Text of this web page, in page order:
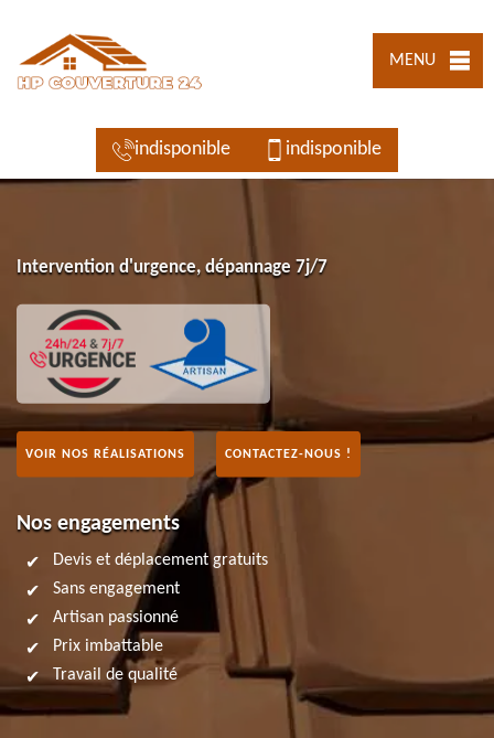
MENU
indisponible indisponible
Intervention d'urgence, dépannage 7j/7
VOIR NOS RÉALISATIONS CONTACTEZ-NOUS !
Nos engagements
Devis et déplacement gratuits
Sans engagement
Artisan passionné
Prix imbattable
Travail de qualité